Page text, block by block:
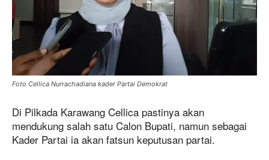
Foto Cellica Nurrachadiana kader Partai Demokrat
Di Pilkada Karawang Cellica pastinya akan
mendukung salah satu Calon Bupati, namun sebagai
Kader Partai ia akan fatsun keputusan partai.